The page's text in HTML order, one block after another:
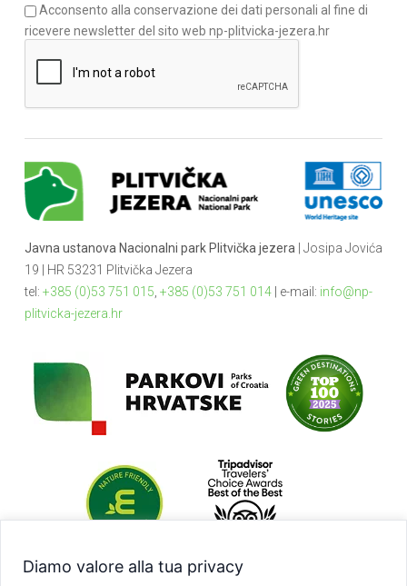
Diamo valore alla tua privacy
Acconsento alla conservazione dei dati personali al fine di
ricevere newsletter del sito web np-plitvicka-jezera.hr
Javna ustanova Nacionalni park Plitvička jezera | Josipa Jovića
19 | HR 53231 Plitvička Jezera
tel: +385 (0)53 751 015 +385 (0)53 751 014| e-mail: info@np-
plitvicka-jezera.hr